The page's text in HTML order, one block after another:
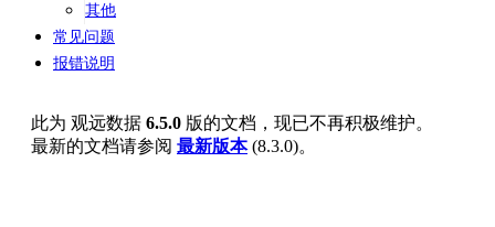
其他
常见问题
报错说明
此为 观远数据 6.5.0 版的文档，现已不再积极维护。
最新的文档请参阅 最新版本(8.3.0)。